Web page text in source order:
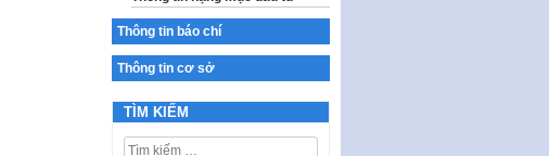
động của Chính phủ thực hiện
Nghị quyết số 02-NQ/TW ngày
17…
THÔNG BÁO Tuyển dụng lao
động hợp đồng theo Nghị định
số 111/2022/NĐ-CP ngày
30/12/2022 của Chính…
Thông tin báo chí
Thông tin cơ sở
TÌM KIẾM
Tìm